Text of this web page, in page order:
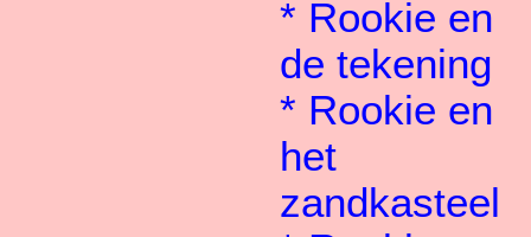
* Rookie en
de tekening
* Rookie en
het
zandkasteel